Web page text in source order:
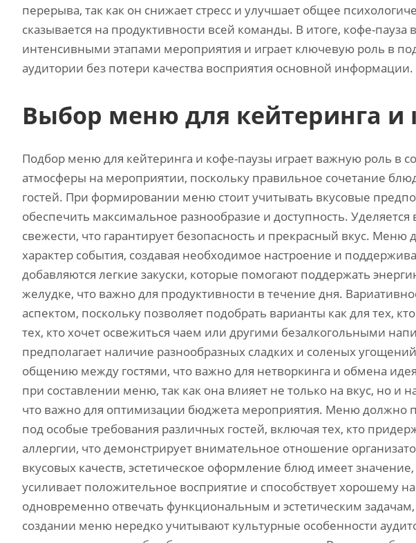
перерыва, так как он снижает стресс и улучшает общее
сказывается на продуктивности всей команды. В итоге, кофе-
интенсивными этапами мероприятия и играет ключевую роль в
аудитории без потери качества восприятия основной информации.
Выбор меню для кейтеринга и
Подбор меню для кейтеринга и кофе-паузы играет важную роль в
атмосферы на мероприятии, поскольку правильное сочетание
гостей. При формировании меню стоит учитывать вкусовые
обеспечить максимальное разнообразие и доступность.
свежести, что гарантирует безопасность и прекрасный вкус.
характер события, создавая необходимое настроение и
добавляются легкие закуски, которые помогают поддержать
желудке, что важно для продуктивности в течение дня.
аспектом, поскольку позволяет подобрать варианты как для тех,
тех, кто хочет освежиться чаем или другими безалкогольными
предполагает наличие разнообразных сладких и соленых
общению между гостями, что важно для нетворкинга и обмена
при составлении меню, так как она влияет не только на вкус, но и
что важно для оптимизации бюджета мероприятия. Меню должно
под особые требования различных гостей, включая тех, кто
аллергии, что демонстрирует внимательное отношение
вкусовых качеств, эстетическое оформление блюд имеет
усиливает положительное восприятие и способствует хорошему
одновременно отвечать функциональным и эстетическим
создании меню нередко учитывают культурные особенности